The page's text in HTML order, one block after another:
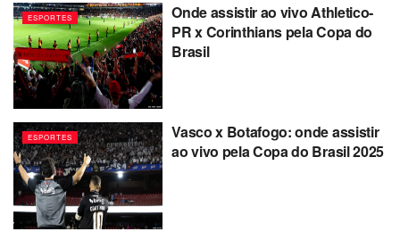
ESPORTES
Onde assistir ao vivo Athletico-
PR x Corinthians pela Copa do
Brasil
ESPORTES
Vasco x Botafogo: onde assistir
ao vivo pela Copa do Brasil 2025